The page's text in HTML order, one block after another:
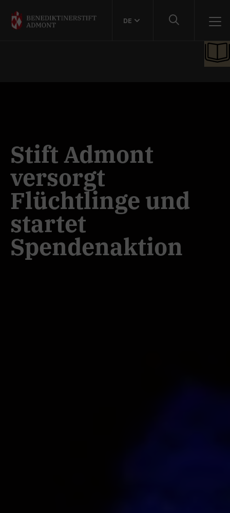
DE
Stift Admont
versorgt
Flüchtlinge und
startet
Spendenaktion